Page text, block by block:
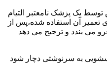
یک پزشک نامعتبر التیام
تعمیر آن استفاده شده،پس از
می بندد و ترجیح می دهد
به سرنوشتی دچار شود